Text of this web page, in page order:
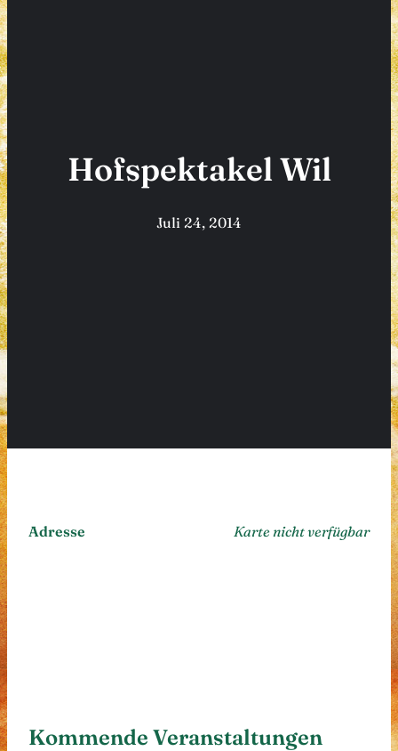
Hofspektakel Wil
Juli 24, 2014
Karte nicht verfügbar
Adresse
Kommende Veranstaltungen